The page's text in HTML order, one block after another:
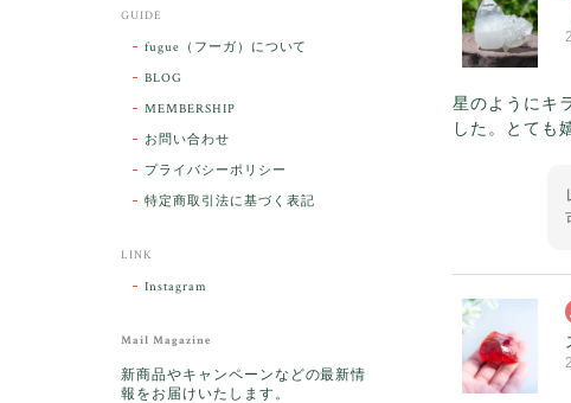
星のようにキ
した。とても
GUIDE
fugue（フーガ）について
BLOG
MEMBERSHIP
お問い合わせ
プライバシーポリシー
特定商取引法に基づく表記
LINK
Instagram
Mail Magazine
新商品やキャンペーンなどの最新情
報をお届けいたします。